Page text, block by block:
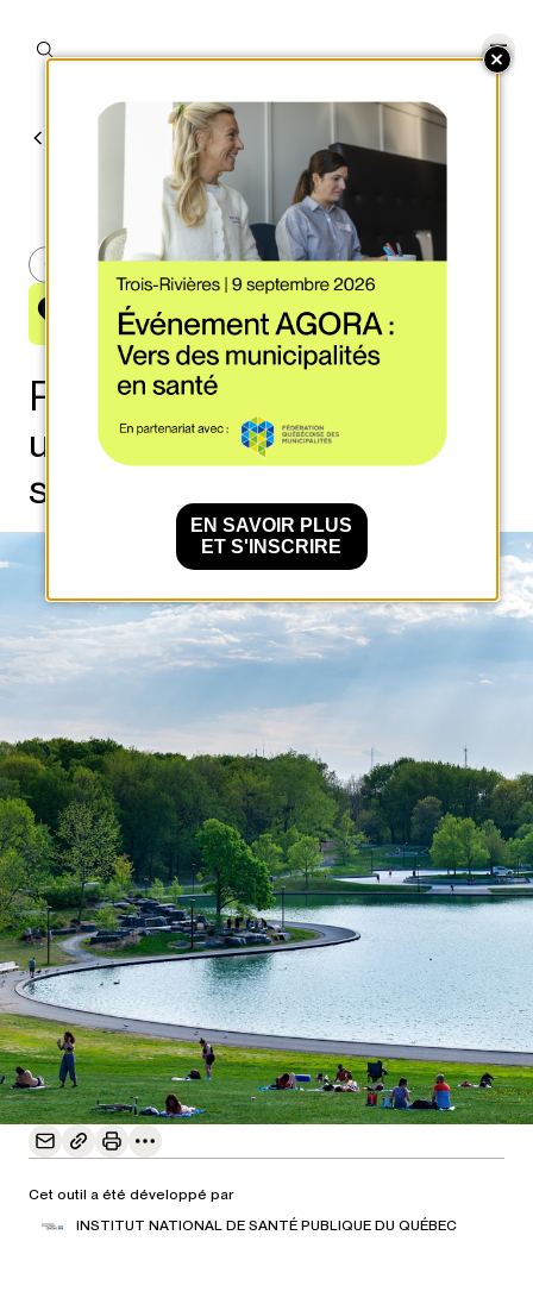
RETOUR AUX OUTILS ET ACTUALITÉS
Outils
SANTÉ ET MIEUX-ÊTRE
SANTÉ ET MIEUX-ÊTRE
Répertoire de publications
utiles une perspective de
santé publique
Cet outil a été développé par
INSTITUT NATIONAL DE SANTÉ PUBLIQUE DU QUÉBEC
EN SAVOIR PLUS
ET S'INSCRIRE